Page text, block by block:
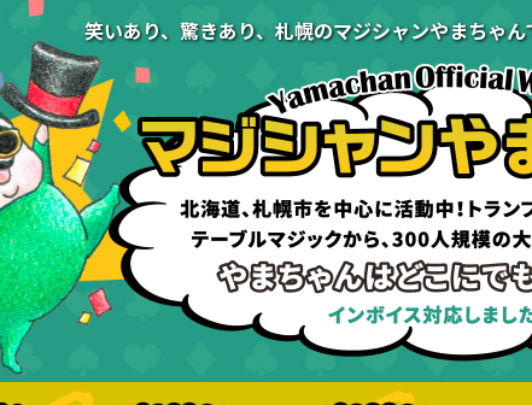
笑いあり、驚きあり、札幌のマジシャンやまちゃ